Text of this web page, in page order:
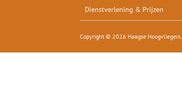
Dienstverlening & Prijzen
Copyright © 2026 Haagse Hoogvliegers.